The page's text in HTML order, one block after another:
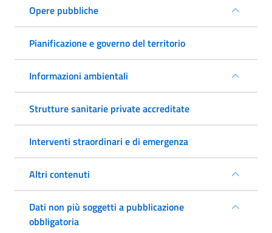
Opere pubbliche
Pianificazione e governo del territorio
Informazioni ambientali
Strutture sanitarie private accreditate
Interventi straordinari e di emergenza
Altri contenuti
Dati non più soggetti a pubblicazione
obbligatoria